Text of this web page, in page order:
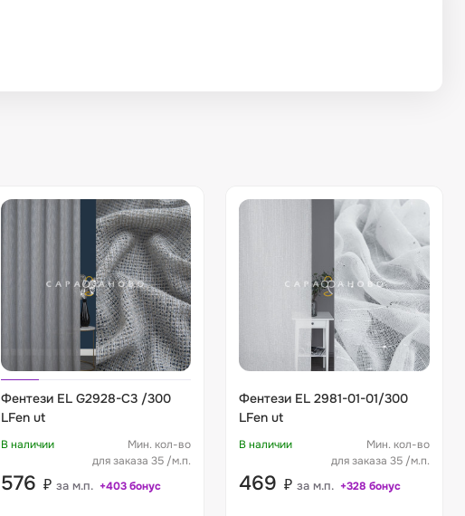
Фентези EL G2928-C3 /300
LFen ut
В наличии
Мин. кол-во
для заказа 35 /м.п.
576 ₽ за м.п. +403 бонус
Фентези EL 2981-01-01/300
LFen ut
В наличии
Мин. кол-во
для заказа 35 /м.п.
469 ₽ за м.п. +328 бонус